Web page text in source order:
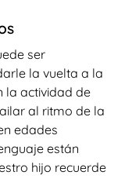
ser
la vuelta a la
la actividad de
al ritmo de la
edades
están
hijo recuerde